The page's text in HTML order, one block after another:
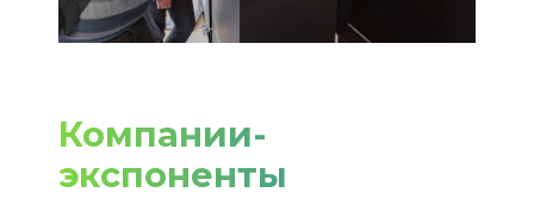
Компании-
экспоненты